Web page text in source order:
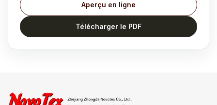
Aperçu en ligne
Télécharger le PDF